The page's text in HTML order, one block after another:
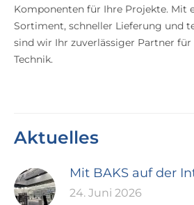
Komponenten für Ihre Projekte. Mit
Sortiment, schneller Lieferung und
sind wir Ihr zuverlässiger Partner
Technik.
Aktuelles
Mit BAKS auf der
24. Juni 2026